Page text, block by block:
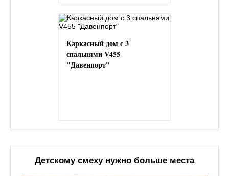
Каркасный дом с 3
спальнями V455
"Давенпорт"
Детскому смеху нужно больше места